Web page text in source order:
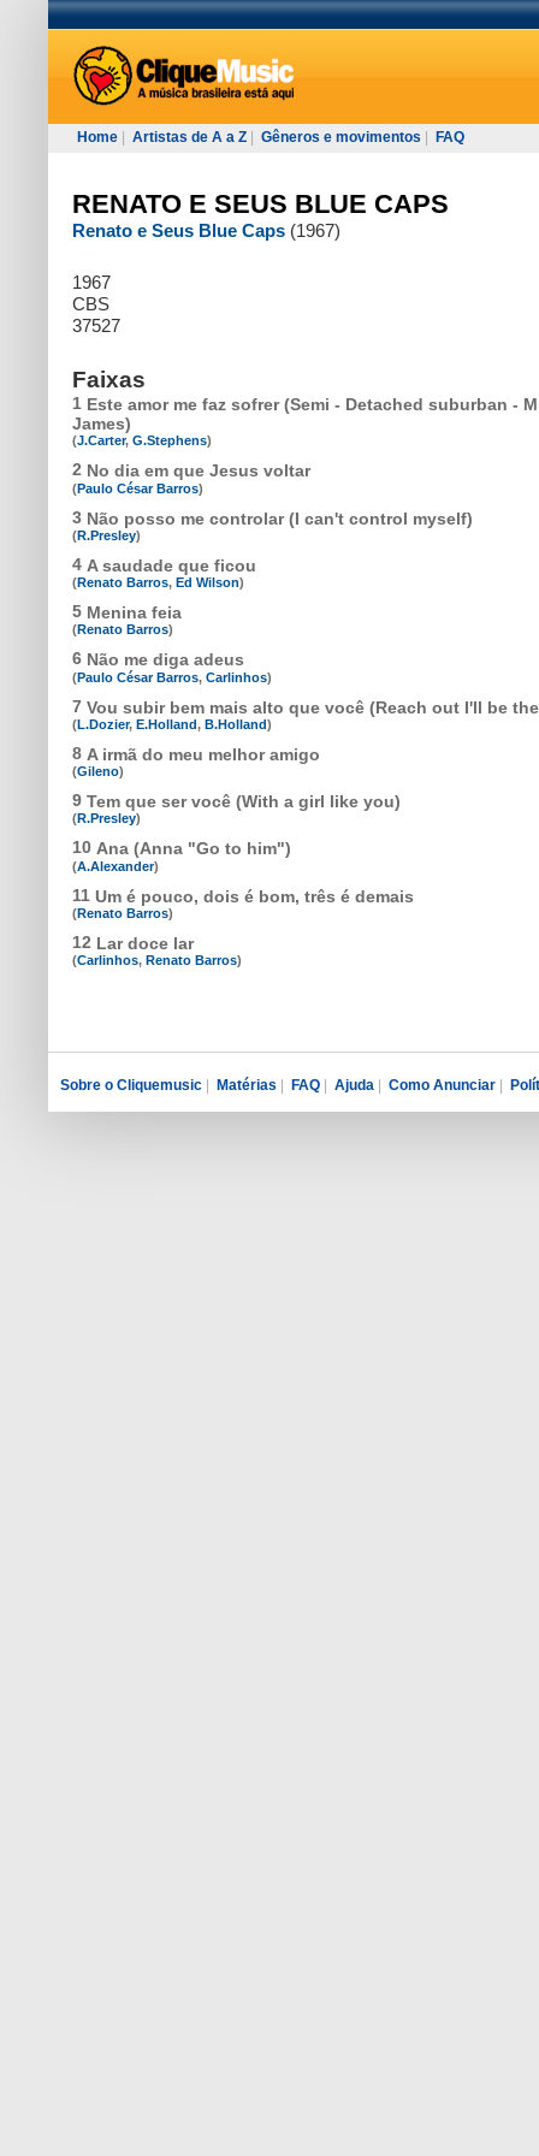
Home Artistas de A a Z Gêneros e movimentos FAQ
RENATO E SEUS BLUE CAPS
Renato e Seus Blue Caps (1967)
1967
CBS
37527
Faixas
1 Este amor me faz sofrer (Semi - Detached suburban -
James)
(J.Carter, G.Stephens)
2 No dia em que Jesus voltar
(Paulo César Barros)
3 Não posso me controlar (I can't control myself)
(R.Presley)
4 A saudade que ficou
(Renato Barros, Ed Wilson)
5 Menina feia
(Renato Barros)
6 Não me diga adeus
(Paulo César Barros, Carlinhos)
7 Vou subir bem mais alto que você (Reach out I'll be
(L.Dozier, E.Holland, B.Holland)
8 A irmã do meu melhor amigo
(Gileno)
9 Tem que ser você (With a girl like you)
(R.Presley)
10 Ana (Anna "Go to him")
(A.Alexander)
11 Um é pouco, dois é bom, três é demais
(Renato Barros)
12 Lar doce lar
(Carlinhos, Renato Barros)
Sobre o Cliquemusic Matérias FAQ Ajuda Como Anunciar